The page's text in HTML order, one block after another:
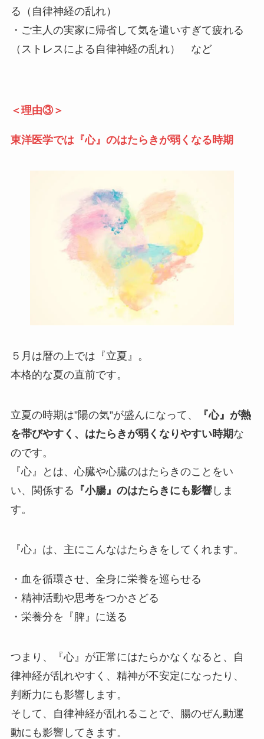
る（自律神経の乱れ）
・ご主人の実家に帰省して気を遣いすぎて疲れる
（ストレスによる自律神経の乱れ） など
＜理由③＞
東洋医学では『心』のはたらきが弱くなる時期
５月は暦の上では『立夏』。
本格的な夏の直前です。
立夏の時期は”陽の気”が盛んになって、
『心』が熱
を帯びやすく、はたらきが弱くなりやすい時期な
のです。
『心』とは、心臓や心臓のはたらきのことをい
い、関係する 『小腸』のはたらきにも影響しま
す。
『心』は、主にこんなはたらきをしてくれます。
・血を循環させ、全身に栄養を巡らせる
・精神活動や思考をつかさどる
・栄養分を『脾』に送る
つまり、『心』が正常にはたらかなくなると、自
律神経が乱れやすく、精神が不安定になったり、
判断力にも影響します。
そして、自律神経が乱れることで、腸のぜん動運
動にも影響してきます。